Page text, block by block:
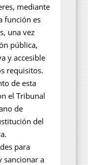
mediante
función es
una vez
pública,
y accesible
requisitos.
de esta
el Tribunal
de
del
para
sancionar a